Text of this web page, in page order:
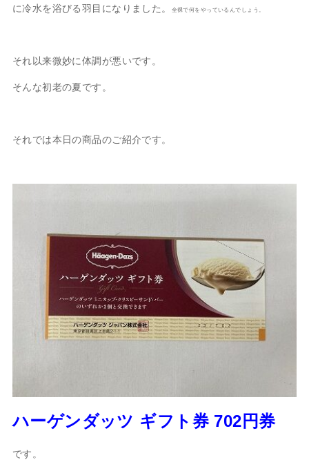
に冷水を浴びる羽目になりました。
全裸で何をやっているんでしょう。
それ以来微妙に体調が悪いです。
そんな初老の夏です。
それでは本日の商品のご紹介です。
ハーゲンダッツ ギフト券 702円券
です。